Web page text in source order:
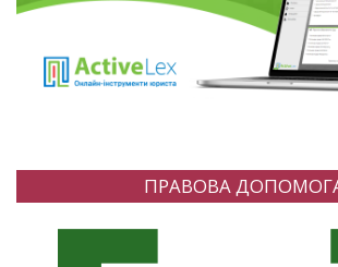
ПРАВОВА